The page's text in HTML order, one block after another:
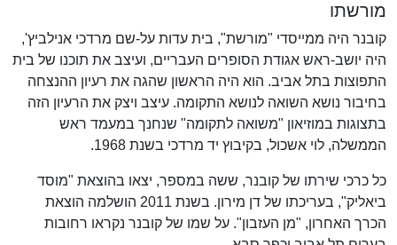
מורשתו
קובנר היה ממייסדי "מורשת", בית עדות על-שם מרדכי אנילביץ',
היה יושב-ראש אגודת הסופרים העבריים, ועיצב את תוכנו של בית
התפוצות בתל אביב. הוא היה הראשון שהגה את רעיון ההנצחה
בחיבור נושא השואה לנושא התקומה. עיצב ויצק את הרעיון הזה
בתצוגות במוזיאון "משואה לתקומה" שנחנך במעמד ראש
הממשלה, לוי אשכול, בקיבוץ יד מרדכי בשנת 1968.
כל כרכי שירתו של קובנר, ששה במספר, יצאו בהוצאת "מוסד
ביאליק", בעריכתו של דן מירון. בשנת 2011 הושלמה הוצאת
הכרך האחרון, "מן העזבון". על שמו של קובנר נקראו רחובות